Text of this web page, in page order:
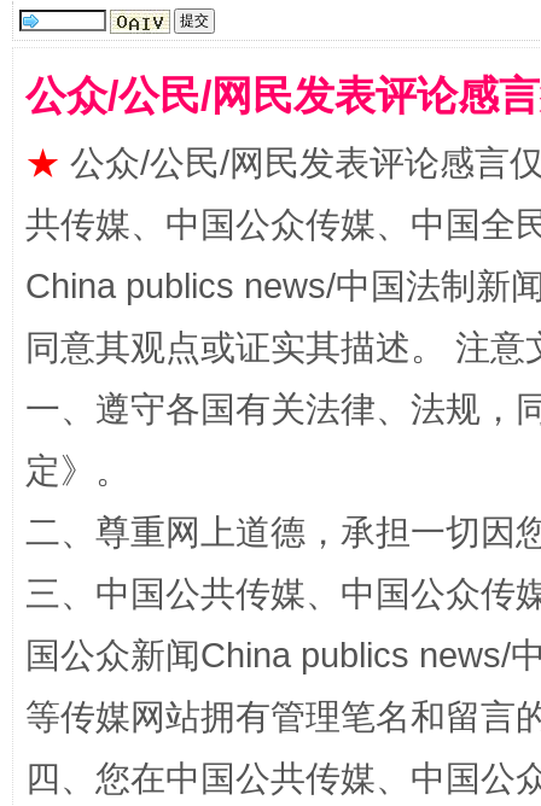
阿坝州三大球赛在茂县开幕 规模
公众/公民/网民发表评论感
★ 公众/公民/网民发表评论感言
共传媒、中国公众传媒、中国全
China publics news/中国法制新
同意其观点或证实其描述。 注
一、遵守各国有关法律、法规，
定》。
二、尊重网上道德，承担一切因
三、中国公共传媒、中国公众传
国公众新闻China publics news/
等传媒网站拥有管理笔名和留言
四、您在中国公共传媒、中国公